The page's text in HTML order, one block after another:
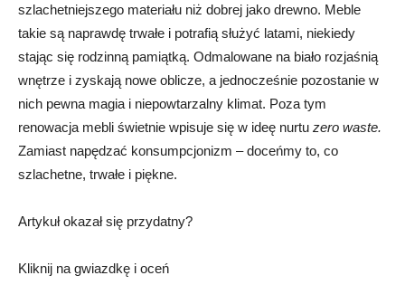
szlachetniejszego materiału niż dobrej jako drewno. Meble
takie są naprawdę trwałe i potrafią służyć latami, niekiedy
stając się rodzinną pamiątką. Odmalowane na biało rozjaśnią
wnętrze i zyskają nowe oblicze, a jednocześnie pozostanie w
nich pewna magia i niepowtarzalny klimat. Poza tym
renowacja mebli świetnie wpisuje się w ideę nurtu zero waste.
Zamiast napędzać konsumpcjonizm – doceńmy to, co
szlachetne, trwałe i piękne.
Artykuł okazał się przydatny?
Kliknij na gwiazdkę i oceń